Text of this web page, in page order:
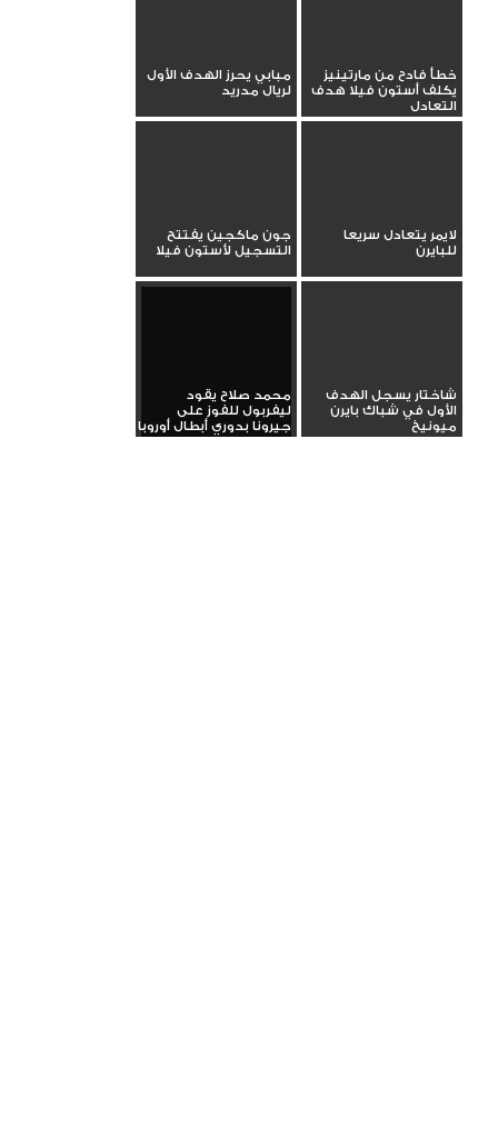
خطأ فادح من مارتينيز
يكلف أستون فيلا هدف
التعادل
مبابي يحرز الهدف الأول
لريال مدريد
لايمر يتعادل سريعا
للبايرن
جون ماكجين يفتتح
التسجيل لأستون فيلا
شاختار يسجل الهدف
الأول في شباك بايرن
ميونيخ
محمد صلاح يقود
ليفربول للفوز على
جيرونا بدوري أبطال أوروبا